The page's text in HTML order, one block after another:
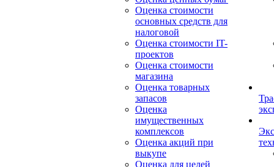
Оценка стоимости
основных средств для
налоговой
Оценка стоимости IT-
проектов
Оценка стоимости
магазина
Оценка товарных
запасов
Оценка
имущественных
комплексов
Оценка акций при
выкупе
Оценка для целей